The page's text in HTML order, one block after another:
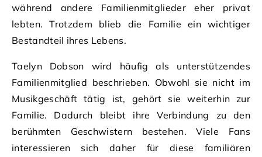
während andere Familienmitglieder eher privat
lebten. Trotzdem blieb die Familie ein wichtiger
Bestandteil ihres Lebens.
Taelyn Dobson wird häufig als unterstützendes
Familienmitglied beschrieben. Obwohl sie nicht im
Musikgeschäft tätig ist, gehört sie weiterhin zur
Familie. Dadurch bleibt ihre Verbindung zu den
berühmten Geschwistern bestehen. Viele Fans
interessieren sich daher für diese familiären